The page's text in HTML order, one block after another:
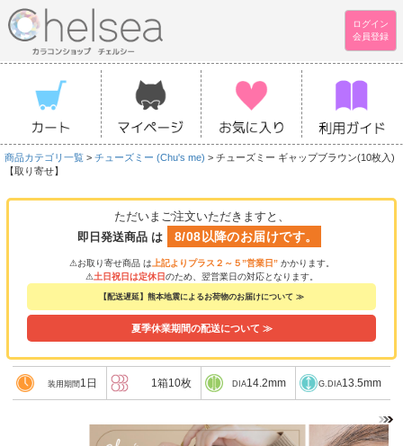
ログイン
会員登録
商品カテゴリ一覧 > チューズミー (Chu's me) > チューズミー ギャップブラウン(10枚入)
【取り寄せ】
ただいまご注文いただきますと、
即日発送商品 は
8/08以降のお届けです。
⚠お取り寄せ商品 は 上記よりプラス２～５”営業日” かかります。
⚠土日祝日は定休日のため、翌営業日の対応となります。
【配送遅延】熊本地震によるお荷物のお届けについて ≫
夏季休業期間の配送について ≫
装用期間 1日 1箱10枚 DIA14.2mm G.DIA13.5mm